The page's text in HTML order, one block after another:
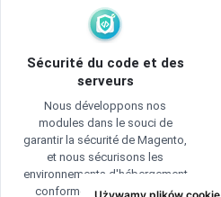
Używamy plików cookie
Sécurité du code et des
serveurs
Nous développons nos
modules dans le souci de
garantir la sécurité de Magento,
et nous sécurisons les
environnements d'hébergement
conformément aux bonnes